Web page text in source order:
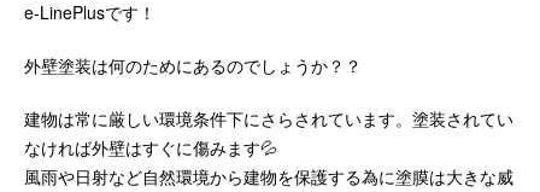
e-LinePlusです！
外壁塗装は何のためにあるのでしょうか？？
建物は常に厳しい環境条件下にさらされています。塗装されてい
なければ外壁はすぐに傷みます💦
風雨や日射など自然環境から建物を保護する為に塗膜は大きな威